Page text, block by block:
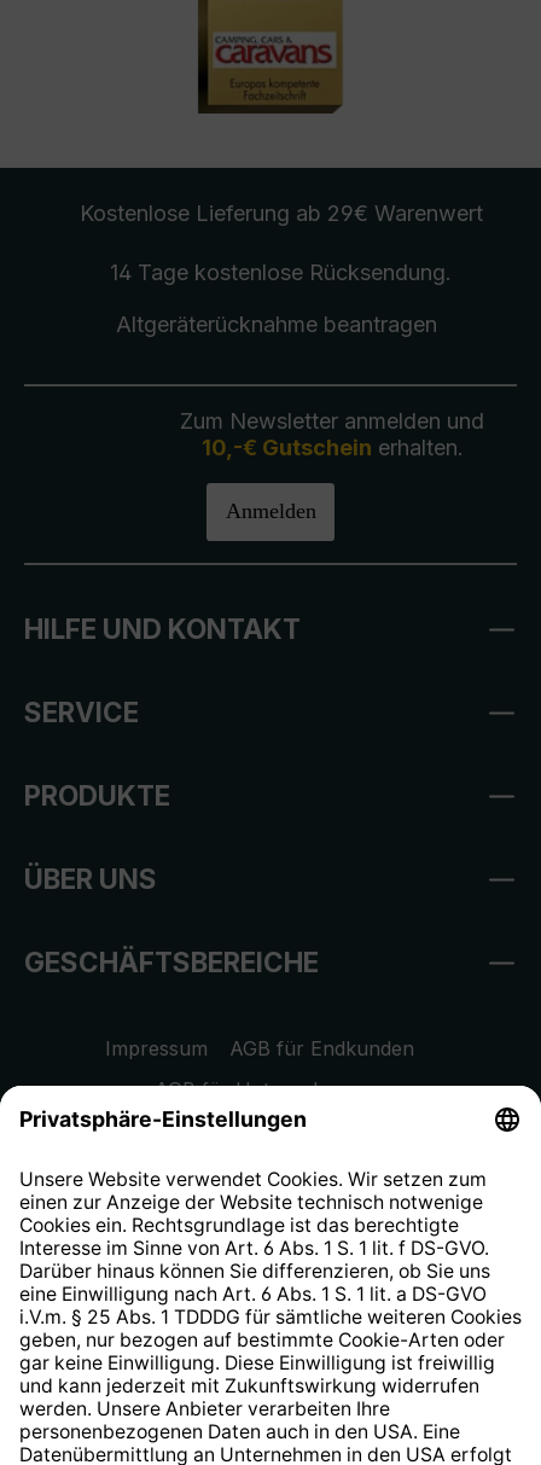
Kostenlose Lieferung ab 29€ Warenwert
14 Tage kostenlose Rücksendung.
Altgeräterücknahmebeantragen
Zum Newsletter anmelden und
10,-€ Gutschein erhalten.
Anmelden
HILFE UND KONTAKT
SERVICE
PRODUKTE
ÜBER UNS
GESCHÄFTSBEREICHE
Impressum
AGB für Endkunden
AGB für Unternehmen
Datenschutzhinweis
Widerrufsrecht
Hinweisgeberschutzsystem
Barrierefreiheit